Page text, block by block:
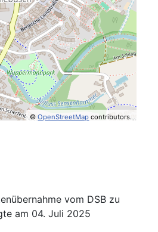
©OpenStreetMap contributors.
vom DSB zu
am 04. Juli 2025